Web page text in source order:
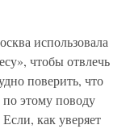
использовала
чтобы отвлечь
поверить, что
этому поводу
как уверяет